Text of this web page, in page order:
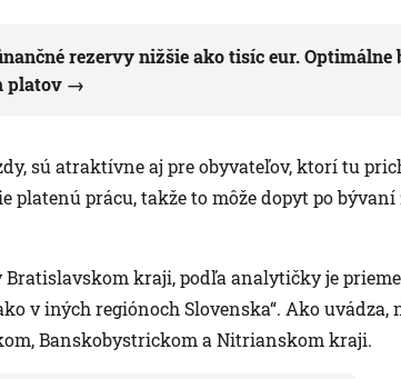
rezervy nižšie ako tisíc eur. Optimálne
platov
sú atraktívne aj pre obyvateľov, ktorí tu
platenú prácu, takže to môže dopyt po bývaní
kraji, podľa analytičky je
v iných regiónoch Slovenska“. Ako uvádza,
Banskobystrickom a Nitrianskom kraji.